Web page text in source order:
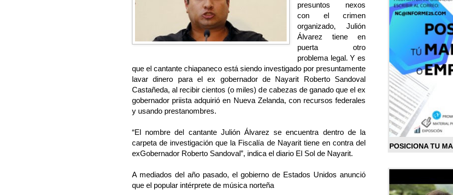
presuntos nexos
con el crimen
organizado, Julión
Álvarez tiene en
puerta otro
problema legal. Y es
que el cantante chiapaneco está siendo investigado por presuntamente
lavar dinero para el ex gobernador de Nayarit Roberto Sandoval
Castañeda, al recibir cientos (o miles) de cabezas de ganado que el ex
gobernador priista adquirió en Nueva Zelanda, con recursos federales
y usando prestanombres.
“El nombre del cantante Julión Álvarez se encuentra dentro de la
carpeta de investigación que la Fiscalía de Nayarit tiene en contra del
exGobernador Roberto Sandoval”, indica el diario El Sol de Nayarit.
A mediados del año pasado, el gobierno de Estados Unidos anunció
que el popular intérprete de música norteña
POSICIONA TU